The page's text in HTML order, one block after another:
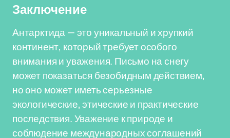
Заключение
Антарктида — это уникальный и хрупкий
континент, который требует особого
внимания и уважения. Письмо на снегу
может показаться безобидным действием,
но оно может иметь серьезные
экологические, этические и практические
последствия. Уважение к природе и
соблюдение международных соглашений